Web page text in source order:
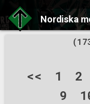
Nordiska
<< 1 2
9